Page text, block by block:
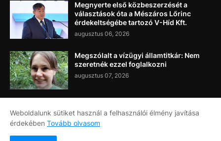
Megnyerte első közbeszerzését a
választások óta a Mészáros Lőrinc
érdekeltségébe tartozó V-Híd Kft.
augusztus 06, 2026
Megszólalt a vízügyi államtitkár: Nem
szeretnék ezzel foglalkozni
augusztus 07, 2026
Címlap Rólunk
Weboldalunk sütiket használ a felhasználói élmény javítása
érdekében Tovább olvasom